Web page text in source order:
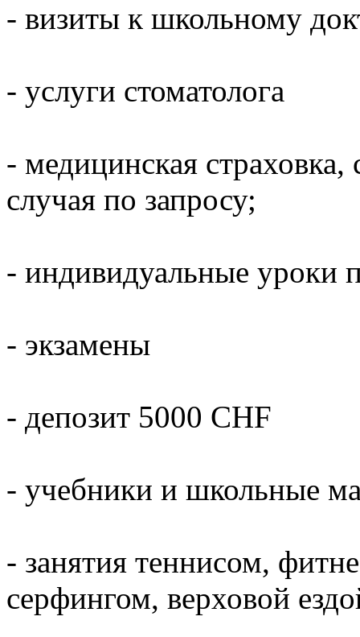
- визиты к школьному
- услуги стоматолога
- медицинская страховка,
случая по запросу;
- индивидуальные уроки
- экзамены
- депозит 5000 CHF
- учебники и школьные
- занятия теннисом,
серфингом, верховой